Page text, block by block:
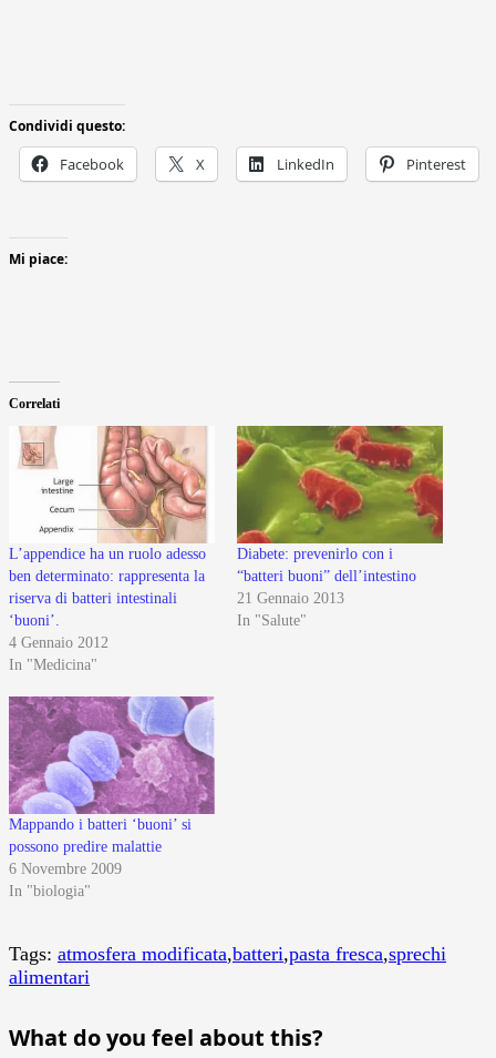
Condividi questo:
Facebook X LinkedIn Pinterest
Mi piace:
Correlati
L’appendice ha un ruolo adesso
ben determinato: rappresenta la
riserva di batteri intestinali
‘buoni’.
4 Gennaio 2012
In "Medicina"
Diabete: prevenirlo con i
“batteri buoni” dell’intestino
21 Gennaio 2013
In "Salute"
Mappando i batteri ‘buoni’ si
possono predire malattie
6 Novembre 2009
In "biologia"
Tags: atmosfera modificata,batteri,pasta fresca,sprechi
alimentari
What do you feel about this?